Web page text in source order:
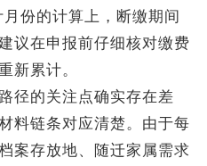
份的计算上，断缴期间
议在申报前仔细核对缴费
新累计。
的关注点确实存在差
料链条对应清楚。由于每
案存放地、随迁家属需求